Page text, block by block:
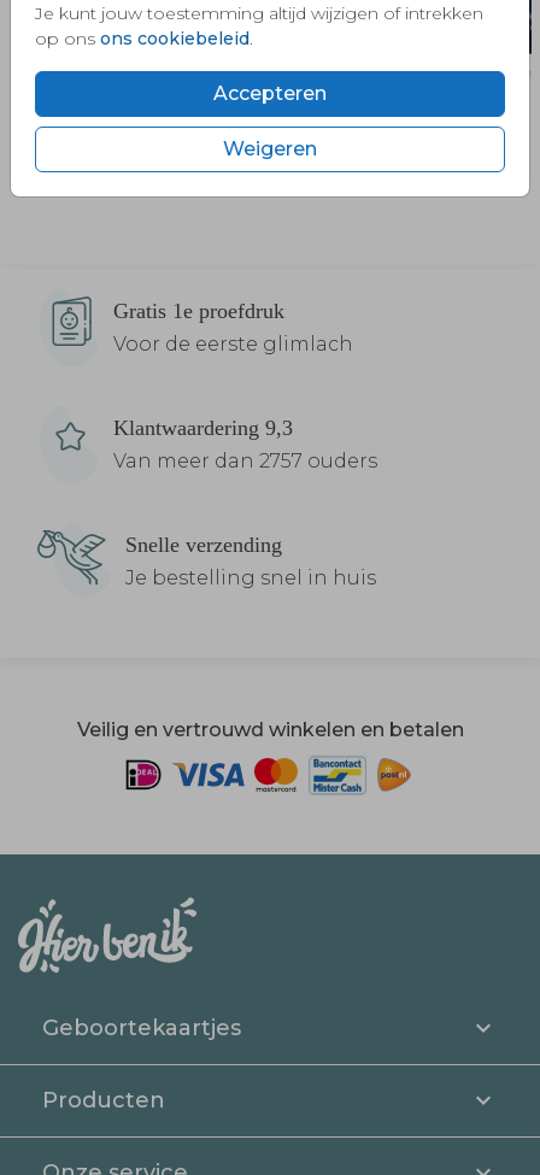
Je kunt jouw toestemming altijd wijzigen of intrekken
op ons ons cookiebeleid
Accepteren
Weigeren
Gratis 1e proefdruk
Voor de eerste glimlach
Klantwaardering 9,3
Van meer dan 2757 ouders
Snelle verzending
Je bestelling snel in huis
Veilig en vertrouwd winkelen en betalen
Geboortekaartjes
Producten